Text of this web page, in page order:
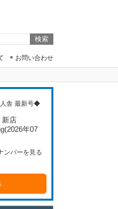
お問い合わせ
舎 最新号◆
新店
(2026年07
ンバーを見る